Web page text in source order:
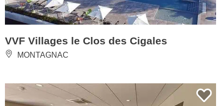
VVF Villages le Clos des Cigales
MONTAGNAC